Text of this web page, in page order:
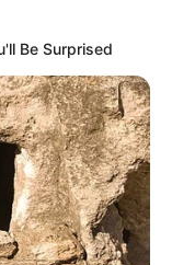
Be Surprised